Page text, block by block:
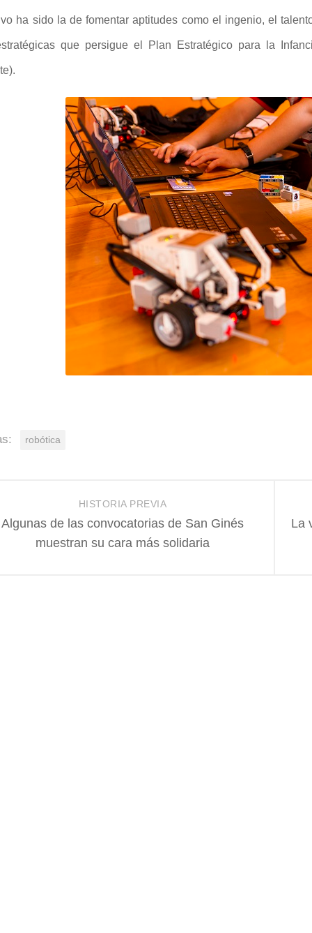
ha sido la de fomentar aptitudes como el ingenio, el
que persigue el Plan Estratégico para la
robótica
La
HISTORIA PREVIA
Algunas de las convocatorias de San Ginés
muestran su cara más solidaria